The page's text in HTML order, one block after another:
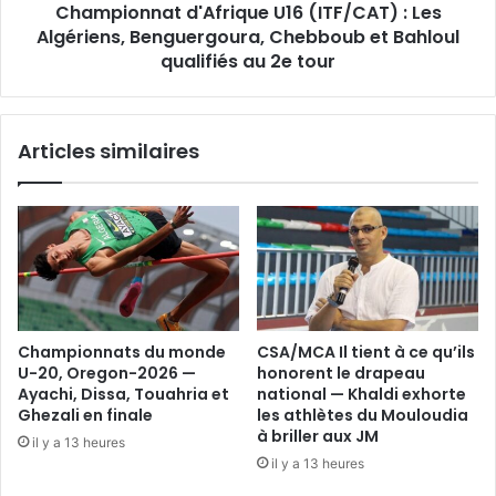
Bahloul
2e
Championnat d'Afrique U16 (ITF/CAT) : Les
Algériens, Benguergoura, Chebboub et Bahloul
qualifiés au 2e tour
Articles similaires
Championnats du monde
U-20, Oregon-2026 —
Ayachi, Dissa, Touahria et
Ghezali en finale
il y a 13 heures
CSA/MCA Il tient à ce qu’ils
honorent le drapeau
national — Khaldi exhorte
les athlètes du Mouloudia
à briller aux JM
il y a 13 heures